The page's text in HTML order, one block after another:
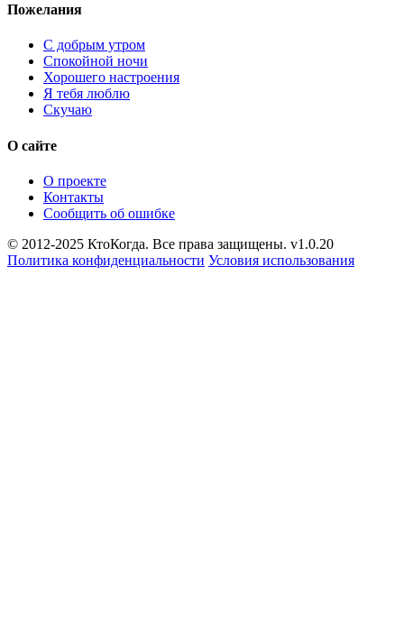
Пожелания
С добрым утром
Спокойной ночи
Хорошего настроения
Я тебя люблю
Скучаю
О сайте
О проекте
Контакты
Сообщить об ошибке
© 2012-2025 КтоКогда. Все права защищены. v1.0.20
Политика конфиденциальности Условия использования